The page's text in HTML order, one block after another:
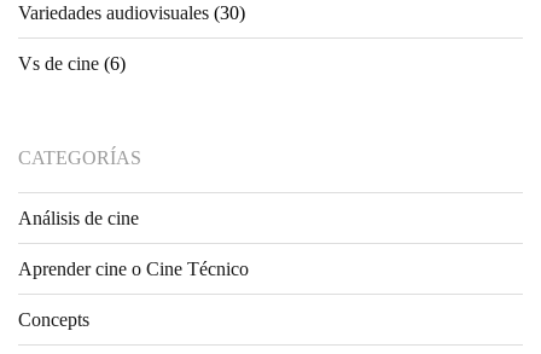
Variedades audiovisuales (30)
Vs de cine (6)
CATEGORÍAS
Análisis de cine
Aprender cine o Cine Técnico
Concepts